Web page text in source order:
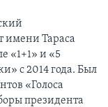
имени Тараса
«1+1» и «5
с 2014 года. Был
«Голоса
президента